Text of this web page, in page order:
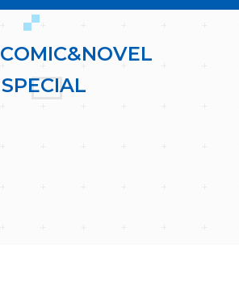
COMIC&NOVEL
SPECIAL